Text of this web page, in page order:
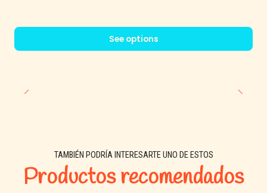
See options
TAMBIÉN PODRÍA INTERESARTE UNO DE ESTOS
Productos recomendados